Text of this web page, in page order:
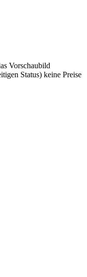
Vorschaubild
Status) keine Preise